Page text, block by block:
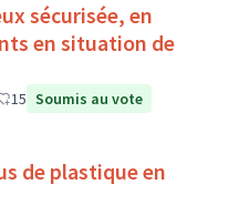
sécurisée, en
en situation de
15 Soumis au vote
de plastique en